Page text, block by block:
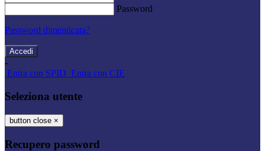
Password
Password dimenticata?
-
Entra con SPID Entra con CIE
Seleziona utente
button close ×
Recupero password